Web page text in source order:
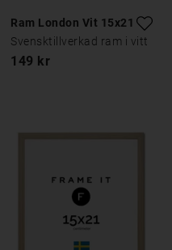
Ram London Vit 15x21
Svensktillverkad ram i vitt
149 kr